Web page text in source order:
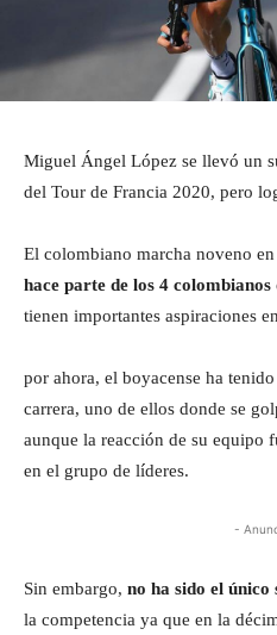
Miguel Ángel López se llevó un
del Tour de Francia 2020, pero
El colombiano marcha noveno
hace parte de los 4 colombianos
tienen importantes aspiraciones
por ahora, el boyacense ha
carrera, uno de ellos donde se
aunque la reacción de su equipo
en el grupo de líderes.
-
Sin embargo, no ha sido el único
la competencia ya que en la